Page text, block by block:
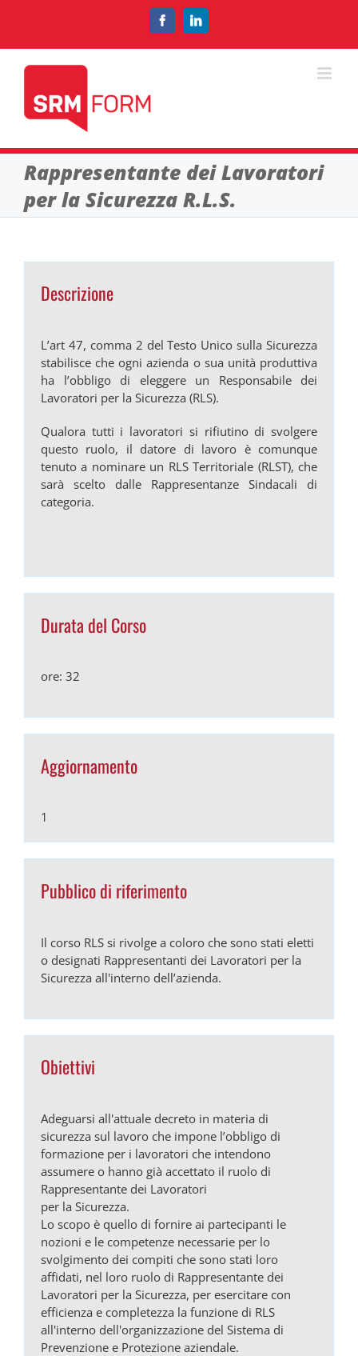
FacebookLinkedIn
Rappresentante dei Lavoratori
per la Sicurezza R.L.S.
Descrizione
L’art 47, comma 2 del Testo Unico sulla Sicurezza
stabilisce che ogni azienda o sua unità produttiva
ha l’obbligo di eleggere un Responsabile dei
Lavoratori per la Sicurezza (RLS).
Qualora tutti i lavoratori si rifiutino di svolgere
questo ruolo, il datore di lavoro è comunque
tenuto a nominare un RLS Territoriale (RLST), che
sarà scelto dalle Rappresentanze Sindacali di
categoria.
Durata del Corso
ore: 32
Aggiornamento
1
Pubblico di riferimento
Il corso RLS si rivolge a coloro che sono stati eletti
o designati Rappresentanti dei Lavoratori per la
Sicurezza all'interno dell’azienda.
Obiettivi
Adeguarsi all'attuale decreto in materia di
sicurezza sul lavoro che impone l’obbligo di
formazione per i lavoratori che intendono
assumere o hanno già accettato il ruolo di
Rappresentante dei Lavoratori
per la Sicurezza.
Lo scopo è quello di fornire ai partecipanti le
nozioni e le competenze necessarie per lo
svolgimento dei compiti che sono stati loro
affidati, nel loro ruolo di Rappresentante dei
Lavoratori per la Sicurezza, per esercitare con
efficienza e completezza la funzione di RLS
all'interno dell'organizzazione del Sistema di
Prevenzione e Protezione aziendale.